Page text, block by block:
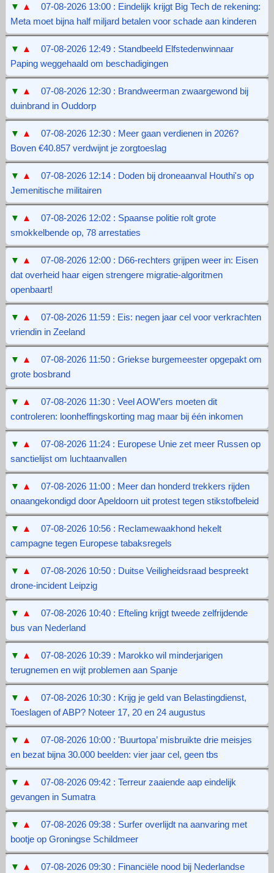
▼ ▲
07-08-2026 13:00 : Eindelijk krijgt Big Tech de rekening:
Meta moet bijna half miljard betalen voor schade aan kinderen
▼ ▲
07-08-2026 12:49 : Standbeeld Elfstedenwinnaar
Paping weggehaald om beschadigingen
▼ ▲
07-08-2026 12:30 : Brandweerman zwaargewond bij
duinbrand in Ouddorp
▼ ▲
07-08-2026 12:30 : Meer gaan verdienen in 2026?
Boven €40.857 verdwijnt je zorgtoeslag
▼ ▲
07-08-2026 12:14 : Doden bij droneaanval Houthi's op
Jemenitische militairen
▼ ▲
07-08-2026 12:02 : Spaanse politie rolt grote
smokkelbende op, 78 arrestaties
▼ ▲
07-08-2026 12:00 : D66-rechters grijpen weer in: Eisen
dat overheid haar eigen strengere migratie-algoritmen
openbaart!
▼ ▲
07-08-2026 11:59 : Eis: negen jaar cel voor verkrachten
vriendin in Zeeland
▼ ▲
07-08-2026 11:50 : Griekse burgemeester opgepakt om
grote bosbrand
▼ ▲
07-08-2026 11:30 : Veel AOW’ers moeten dit
controleren: loonheffingskorting mag maar bij één inkomen
▼ ▲
07-08-2026 11:24 : Europese Unie zet meer Russen op
sanctielijst om luchtaanvallen
▼ ▲
07-08-2026 11:00 : Meer dan honderd trekkers rijden
onaangekondigd door Apeldoorn uit protest tegen stikstofbeleid
▼ ▲
07-08-2026 10:56 : Reclamewaakhond hekelt
campagne tegen Europese tabaksregels
▼ ▲
07-08-2026 10:50 : Duitse Veiligheidsraad bespreekt
drone-incident Leipzig
▼ ▲
07-08-2026 10:40 : Efteling krijgt tweede zelfrijdende
bus van Nederland
▼ ▲
07-08-2026 10:39 : Marokko wil minderjarigen
terugnemen en wijt problemen aan Spanje
▼ ▲
07-08-2026 10:30 : Krijg je geld van Belastingdienst,
Toeslagen of ABP? Noteer 17, 20 en 24 augustus
▼ ▲
07-08-2026 10:00 : 'Buurtopa’ misbruikte drie meisjes
en bezat bijna 30.000 beelden: vier jaar cel, geen tbs
▼ ▲
07-08-2026 09:42 : Terreur zaaiende aap eindelijk
gevangen in Sumatra
▼ ▲
07-08-2026 09:38 : Surfer overlijdt na aanvaring met
bootje op Groningse Schildmeer
▼ ▲ 07-08-2026 09:30 : Financiële nood bij Nederlandse